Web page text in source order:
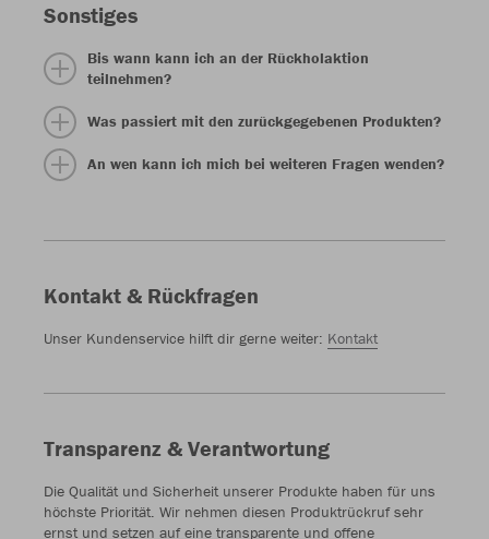
Sonstiges
Bis wann kann ich an der Rückholaktion
teilnehmen?
Was passiert mit den zurückgegebenen Produkten?
An wen kann ich mich bei weiteren Fragen wenden?
Kontakt & Rückfragen
Unser Kundenservice hilft dir gerne weiter: Kontakt
Transparenz & Verantwortung
Die Qualität und Sicherheit unserer Produkte haben für uns
höchste Priorität. Wir nehmen diesen Produktrückruf sehr
ernst und setzen auf eine transparente und offene